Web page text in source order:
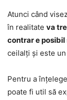
Atunci când
în realitate va
contrar e posibil
ceilalți și este
Pentru a
poate fi util să